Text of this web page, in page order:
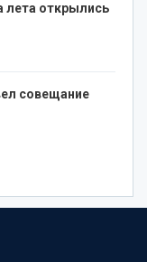
лета открылись
совещание